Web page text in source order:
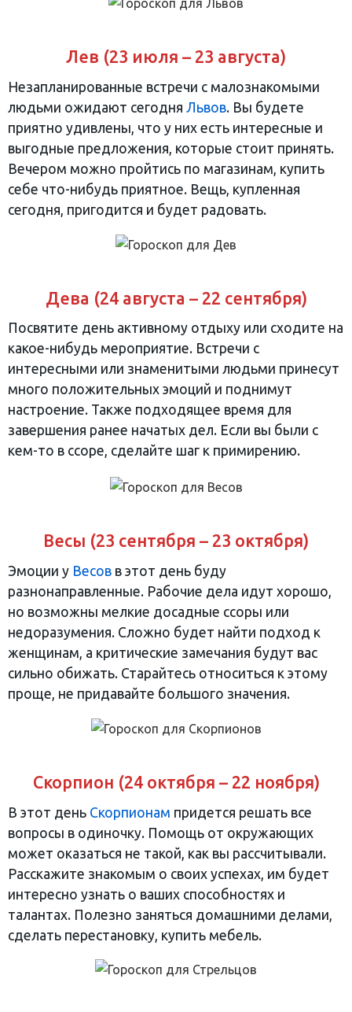
Лев (23 июля – 23 августа)
Незапланированные встречи с малознакомыми
людьми ожидают сегодня Львов. Вы будете
приятно удивлены, что у них есть интересные и
выгодные предложения, которые стоит принять.
Вечером можно пройтись по магазинам, купить
себе что-нибудь приятное. Вещь, купленная
сегодня, пригодится и будет радовать.
Дева (24 августа – 22 сентября)
Посвятите день активному отдыху или сходите на
какое-нибудь мероприятие. Встречи с
интересными или знаменитыми людьми принесут
много положительных эмоций и поднимут
настроение. Также подходящее время для
завершения ранее начатых дел. Если вы были с
кем-то в ссоре, сделайте шаг к примирению.
Весы (23 сентября – 23 октября)
Эмоции у Весов в этот день буду
разнонаправленные. Рабочие дела идут хорошо,
но возможны мелкие досадные ссоры или
недоразумения. Сложно будет найти подход к
женщинам, а критические замечания будут вас
сильно обижать. Старайтесь относиться к этому
проще, не придавайте большого значения.
Скорпион (24 октября – 22 ноября)
В этот день Скорпионам придется решать все
вопросы в одиночку. Помощь от окружающих
может оказаться не такой, как вы рассчитывали.
Расскажите знакомым о своих успехах, им будет
интересно узнать о ваших способностях и
талантах. Полезно заняться домашними делами,
сделать перестановку, купить мебель.